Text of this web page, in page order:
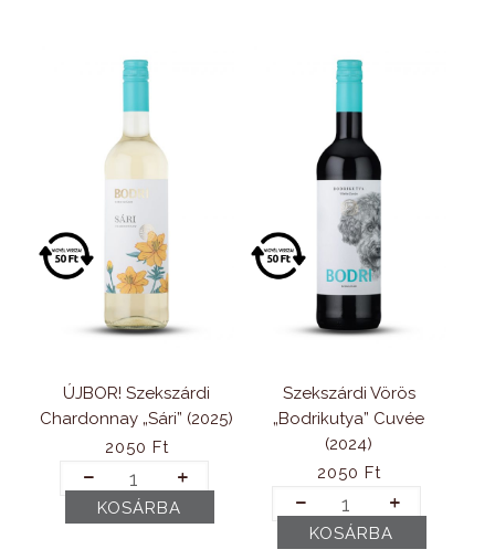
ÚJBOR! Szekszárdi
Chardonnay „Sári” (2025)
2050 Ft
ÚJBOR!
Szekszárdi
Chardonnay
KOSÁRBA
Szekszárdi Vörös
„Bodrikutya” Cuvée
(2024)
2050 Ft
Szekszárdi
Vörös
„Bodrikutya”
KOSÁRBA